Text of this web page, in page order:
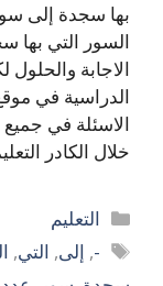
بها سجدة إلى
السور التي بها
الاجابة والحلول
الدراسية في
الاسئلة في جميع
خلال الكادر
التصنيفات
التعليم
الوسوم-
, إلى, التي,